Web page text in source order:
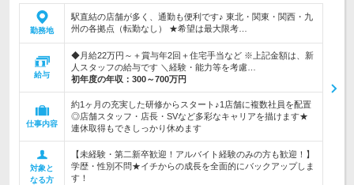
勤務地
駅直結の店舗が多く、通勤も便利です♪ 東北・関東・関西・九
州の各拠点（転勤なし） ★希望は最大限考…
給与
◆月給22万円～＋賞与年2回＋住宅手当など ※上記金額は、新
人スタッフの給与です ＼経験・能力等を考慮…
初年度の年収： 300～700万円
仕事内容
約1ヶ月の充実した研修からスタート♪1店舗に複数社員を配置
◎店舗スタッフ・店長・SVなど多彩なキャリアを描けます★
連休取得もできしっかり休めます
対象と
なる方
【未経験・第二新卒歓迎！アルバイト経験のみの方も歓迎！】
学歴・性別不問★イチからの成長を全面的にバックアップしま
す！